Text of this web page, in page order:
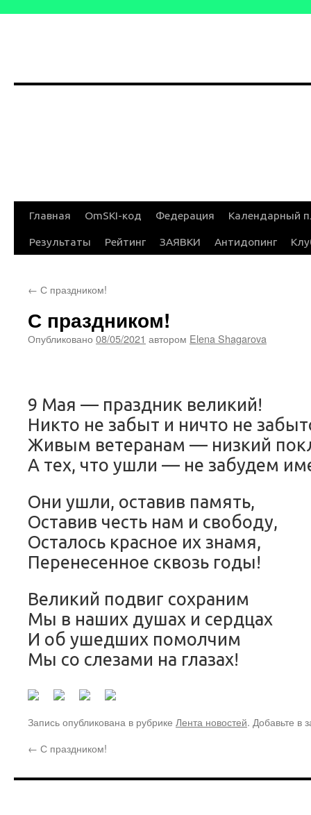
Перейти
Главная OmSKI-код Федерация Календарный
Результаты Рейтинг ЗАЯВКИ Антидопинг
← С праздником!
С праздником!
Опубликовано 08/05/2021 автором Elena Shagarova
9 Мая — праздник великий!
Никто не забыт и ничто не
Живым ветеранам — низкий
А тех, что ушли — не забудем
Они ушли, оставив память,
Оставив честь нам и свободу,
Осталось красное их знамя,
Перенесенное сквозь годы!
Великий подвиг сохраним
Мы в наших душах и сердцах
И об ушедших помолчим
Мы со слезами на глазах!
Запись опубликована в рубрике Лента новостей. Добавьте в
← С праздником!